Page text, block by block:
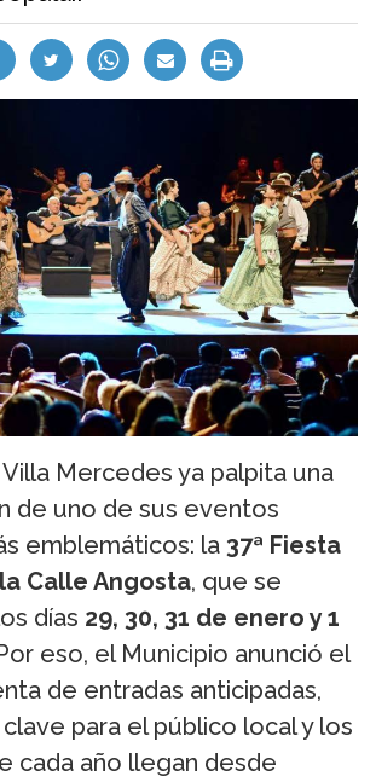
Mercedes ya palpita una
de uno de sus eventos
emblemáticos: la 37ª Fiesta
Calle Angosta, que se
días 29, 30, 31 de enero y 1
eso, el Municipio anunció el
de entradas anticipadas,
para el público local y los
cada año llegan desde